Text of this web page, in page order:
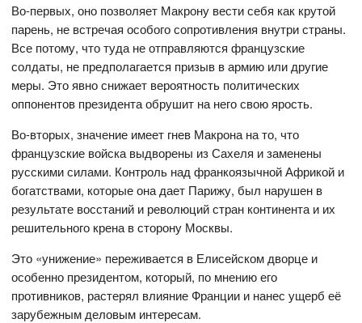
Во-первых, оно позволяет Макрону вести себя как крутой
парень, не встречая особого сопротивления внутри страны.
Все потому, что туда не отправляются французские
солдаты, не предполагается призыв в армию или другие
меры. Это явно снижает вероятность политических
оппонентов президента обрушит на него свою ярость.
Во-вторых, значение имеет гнев Макрона на то, что
французские войска выдворены из Сахеля и заменены
русскими силами. Контроль над франкоязычной Африкой и
богатствами, которые она дает Парижу, был нарушен в
результате восстаний и революций стран континента и их
решительного крена в сторону Москвы.
Это «унижение» переживается в Елисейском дворце и
особенно президентом, который, по мнению его
противников, растерял влияние Франции и нанес ущерб её
зарубежным деловым интересам.